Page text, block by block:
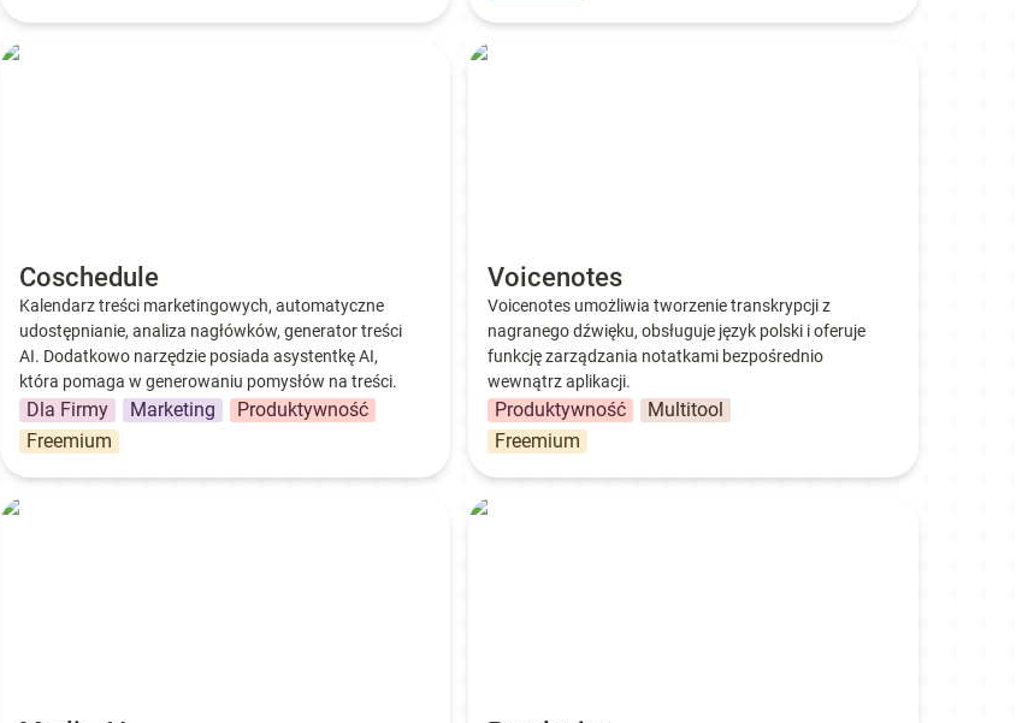
Coschedule
Coschedule
Kalendarz treści marketingowych, automatyczne
udostępnianie, analiza nagłówków, generator treści
AI. Dodatkowo narzędzie posiada asystentkę AI,
która pomaga w generowaniu pomysłów na treści.
Dla Firmy Marketing
Produktywność
Freemium
Voicenotes
Voicenotes
Voicenotes umożliwia tworzenie transkrypcji z
nagranego dźwięku, obsługuje język polski i oferuje
funkcję zarządzania notatkami bezpośrednio
wewnątrz aplikacji.
Produktywność
Multitool
Freemium
Merlin AI Perplexity